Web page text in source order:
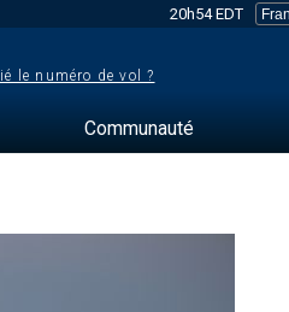
20h54 EDT
le numéro de vol ?
Communauté